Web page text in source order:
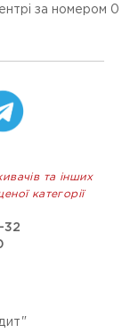
за номером 0
та інших
категорії
32